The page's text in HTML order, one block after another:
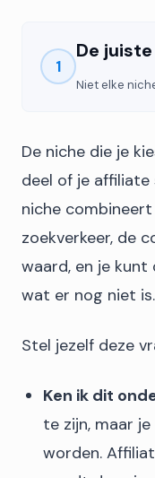
1
De
Niet elke
De niche die je
deel of je affiliate
niche
zoekverkeer, de
waard, en je
wat er nog niet is.
Stel jezelf deze
Ken ik dit
te zijn, maar
worden.